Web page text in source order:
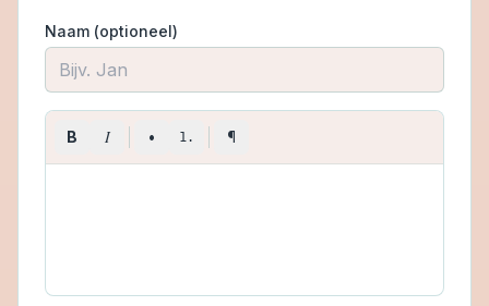
Naam (optioneel)
B I • 1. ¶